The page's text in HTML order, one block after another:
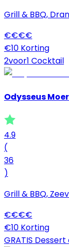
Grill & BBQ,
€€€€
€10 Korting
2voor1 Cocktail
Odysseus
4.9
(
36
)
Grill & BBQ,
€€€€
€10 Korting
GRATIS